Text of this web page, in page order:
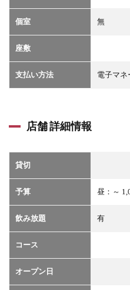
個室 無
座敷
支払い方法 電子マネ
店舗 詳細情報
貸切
予算 昼：～
飲み放題 有
コース
オープン日